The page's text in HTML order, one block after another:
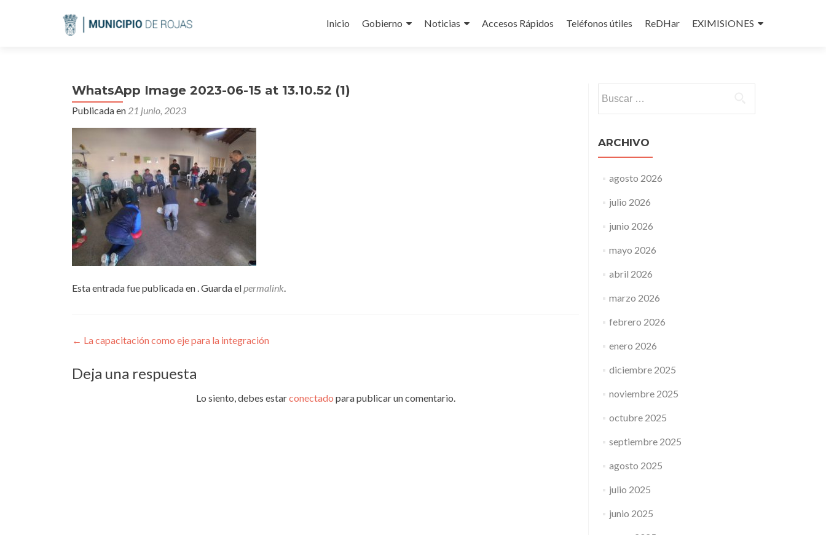
al
Inicio Gobierno Noticias Accesos Rápidos Teléfonos útiles ReDHar EXIMISIONES
WhatsApp Image 2023-06-15 at 13.10.52 (1)
Publicada en 21 junio, 2023
Esta entrada fue publicada en . Guarda elpermalink.
Navegación
de
entradas
← La capacitación como eje para la integración
Deja una respuesta
Lo siento, debes estarconectado para publicar un comentario.
ARCHIVO
agosto 2026
julio 2026
junio 2026
mayo 2026
abril 2026
marzo 2026
febrero 2026
enero 2026
diciembre 2025
noviembre 2025
octubre 2025
septiembre 2025
agosto 2025
julio 2025
junio 2025